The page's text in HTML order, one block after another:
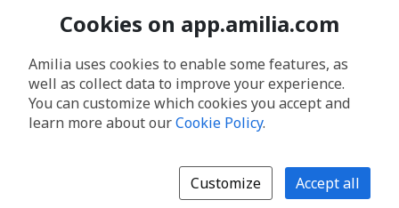
Cookies on app.amilia.com
Amilia uses cookies to enable some features, as
well as collect data to improve your experience.
You can customize which cookies you accept and
learn more about ourCookie Policy.
Customize Accept all